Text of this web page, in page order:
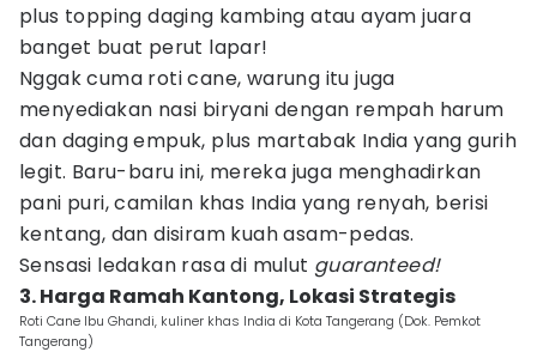
plus topping daging kambing atau ayam juara
banget buat perut lapar!
Nggak cuma roti cane, warung itu juga
menyediakan nasi biryani dengan rempah harum
dan daging empuk, plus martabak India yang gurih
legit. Baru-baru ini, mereka juga menghadirkan
pani puri, camilan khas India yang renyah, berisi
kentang, dan disiram kuah asam-pedas.
Sensasi ledakan rasa di mulut guaranteed!
3. Harga Ramah Kantong, Lokasi Strategis
Roti Cane Ibu Ghandi, kuliner khas India di Kota Tangerang (Dok. Pemkot
Tangerang)